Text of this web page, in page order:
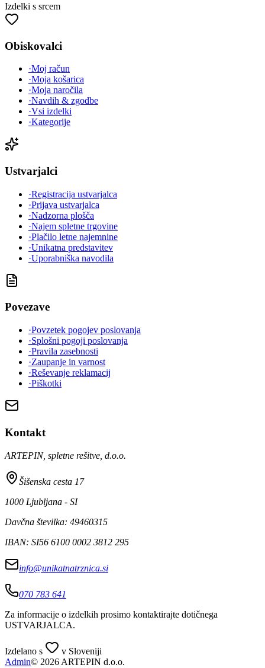
Izdelki s srcem
Obiskovalci
·Moj račun
·Moja košarica
·Moja naročila
·Navdih & zgodbe
·Vsi izdelki
·Kategorije
Ustvarjalci
·Registracija ustvarjalca
·Prijava ustvarjalca
·Nadzorna plošča
·Najem spletne trgovine
·Plačilo letne najemnine
·Unikatna predstavitev
·Uporabniška navodila
Povezave
·Povzetek pogojev poslovanja
·Splošni pogoji poslovanja
·Pravila zasebnosti
·Zaupanje in varnost
·Reševanje reklamacij
·Piškotki
Kontakt
ARTEPIN, spletne rešitve, d.o.o.
Šišenska cesta 17
1000 Ljubljana - SI
Davčna številka: 49460315
IBAN: SI56 6100 0002 3812 295
info@unikatnatrznica.si
070 783 641
Za informacije o izdelkih prosimo kontaktirajte dotičnega
USTVARJALCA.
Izdelano s
v Sloveniji
Admin© 2026 ARTEPIN d.o.o.